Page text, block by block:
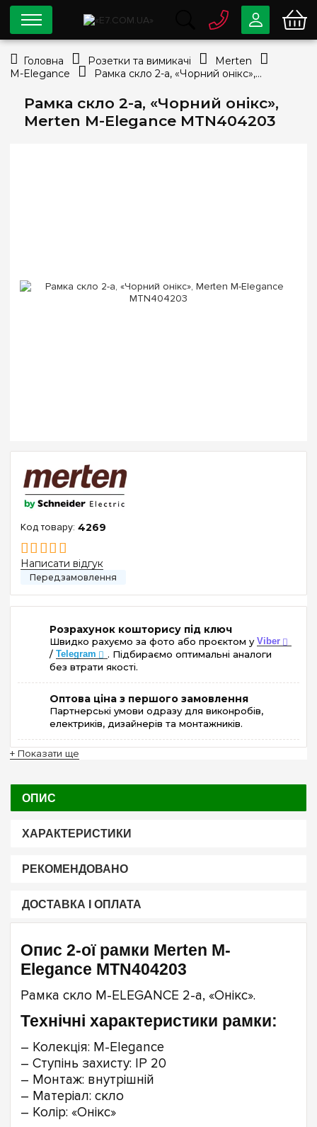
Рамка скло 2-а, «Чорний онікс»,
Merten M-Elegance MTN404203
4269
Написати відгук
Розрахунок кошторису під ключ
Швидко рахуємо за фото або проєктом у Viber
/ Telegram
. Підбираємо оптимальні аналоги
без втрати якості.
Оптова ціна з першого замовлення
Партнерські умови одразу для виконробів,
електриків, дизайнерів та монтажників.
+ Показати ще
ОПИС
ХАРАКТЕРИСТИКИ
РЕКОМЕНДОВАНО
ДОСТАВКА І ОПЛАТА
Опис 2-ої рамки Merten M-
Elegance MTN404203
Рамка скло M-ELEGANCE 2-а, «Онікс».
Технічні характеристики рамки:
– Колекція: M-Elegance
– Ступінь захисту: IP 20
– Монтаж: внутрішній
– Матеріал: скло
– Колір: «Онікс»
0 80033-63-07
info@e7.com.ua
044334-79-78
Viber Telegram
Головна Розетки та вимикачі
Merten
M-Elegance
Рамка скло 2-а, «Чорний онікс», Merten M-Elegance MTN404203